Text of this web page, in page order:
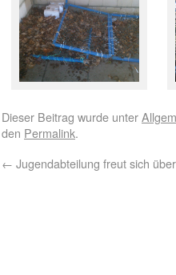
Dieser Beitrag wurde unter
den Permalink.
← Jugendabteilung freut sich